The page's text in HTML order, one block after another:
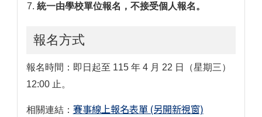
統一由學校單位報名，不接受個人報名。
報名方式
報名時間：即日起至 115 年 4 月 22 日（星期三）
12:00 止。
相關連結： 賽事線上報名表單 (另開新視窗)